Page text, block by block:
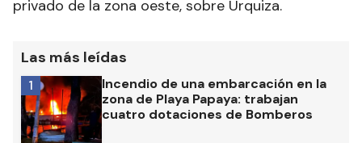
privado de la zona oeste, sobre Urquiza.
Las más leídas
Incendio de una embarcación en la
zona de Playa Papaya: trabajan
cuatro dotaciones de Bomberos
1